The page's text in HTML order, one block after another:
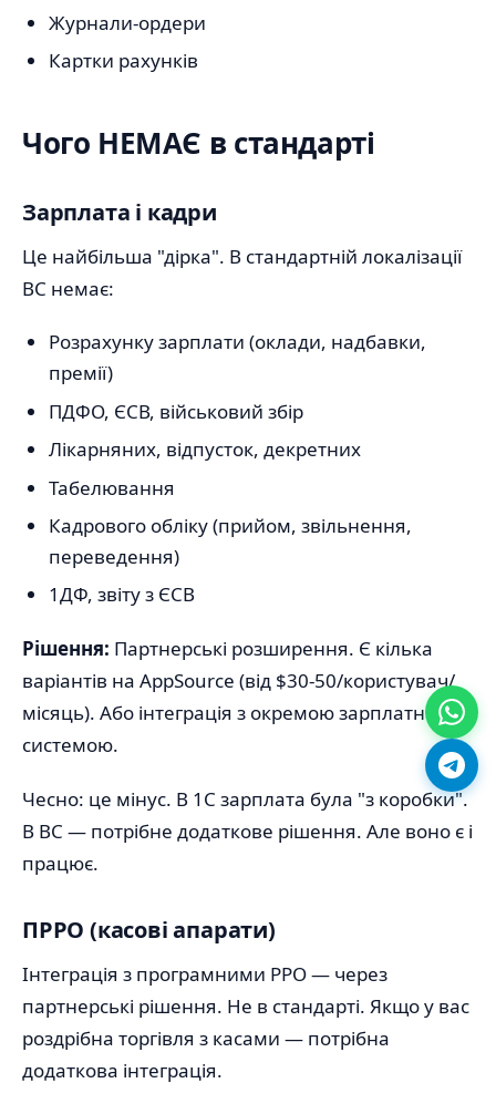
Журнали-ордери
Картки рахунків
Чого НЕМАЄ в стандарті
Зарплата і кадри
Це найбільша "дірка". В стандартній локалізації
BC немає:
Розрахунку зарплати (оклади, надбавки,
премії)
ПДФО, ЄСВ, військовий збір
Лікарняних, відпусток, декретних
Табелювання
Кадрового обліку (прийом, звільнення,
переведення)
1ДФ, звіту з ЄСВ
Рішення: Партнерські розширення. Є кілька
варіантів на AppSource (від $30-50/користувач/
місяць). Або інтеграція з окремою зарплатною
системою.
Чесно: це мінус. В 1С зарплата була "з коробки".
В BC — потрібне додаткове рішення. Але воно є і
працює.
ПРРО (касові апарати)
Інтеграція з програмними РРО — через
партнерські рішення. Не в стандарті. Якщо у вас
роздрібна торгівля з касами — потрібна
додаткова інтеграція.